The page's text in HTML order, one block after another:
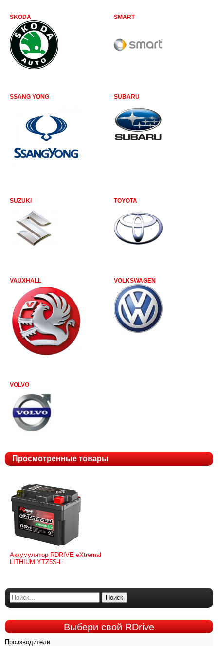
SKODA SMART
SSANG YONG SUBARU
SUZUKI TOYOTA
VAUXHALL VOLKSWAGEN
VOLVO
Просмотренные товары
Аккумулятор RDRIVE eXtremal
LITHIUM YTZ5S-Li
Поиск
Выберисвой RDrive
Производители